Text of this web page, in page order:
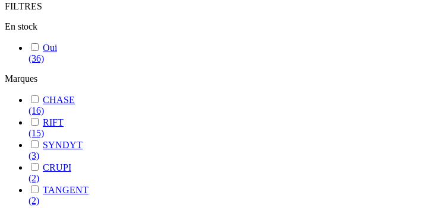
FILTRES
En stock
Oui
(36)
Marques
CHASE
(16)
RIFT
(15)
SYNDYT
(3)
CRUPI
(2)
TANGENT
(2)